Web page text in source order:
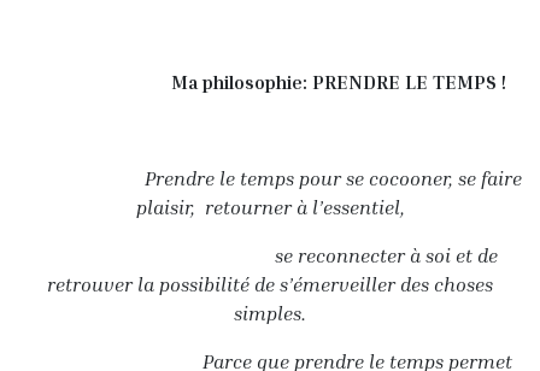
​ Ma philosophie: PRENDRE LE TEMPS !
​Prendre le temps pour se cocooner, se faire
plaisir, retourner à l’essentiel,
se reconnecter à soi et de
retrouver la possibilité de s’émerveiller des choses
simples.
Parce que prendre le temps permet